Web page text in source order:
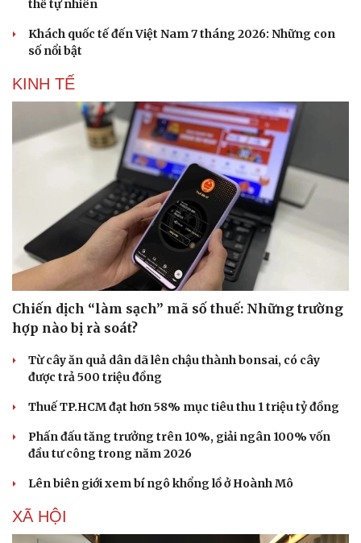
Tư vấn
check-in
Cửa sổ tình yêu
thế tự nhiên
Khách quốc tế đến Việt Nam 7 tháng 2026: Những con
số nổi bật
KINH TẾ
Chiến dịch “làm sạch” mã số thuế: Những trường
hợp nào bị rà soát?
Từ cây ăn quả dân dã lên chậu thành bonsai, có cây
được trả 500 triệu đồng
Thuế TP.HCM đạt hơn 58% mục tiêu thu 1 triệu tỷ đồng
Phấn đấu tăng trưởng trên 10%, giải ngân 100% vốn
đầu tư công trong năm 2026
Lên biên giới xem bí ngô khổng lồ ở Hoành Mô
XÃ HỘI